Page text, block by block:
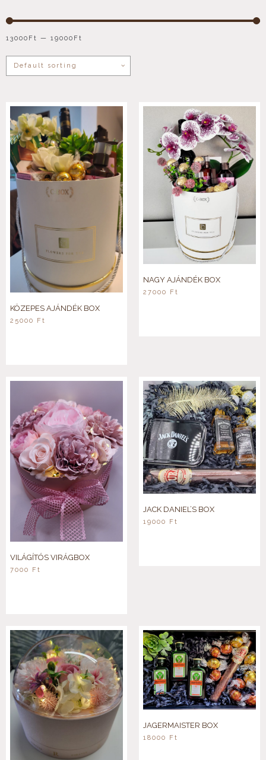
13000 Ft — 19000 Ft
KÖZEPES AJÁNDÉK BOX
25000 Ft
NAGY AJÁNDÉK BOX
27000 Ft
VILÁGÍTÓS VIRÁGBOX
7000 Ft
JACK DANIEL’S BOX
19000 Ft
JAGERMAISTER BOX
18000 Ft